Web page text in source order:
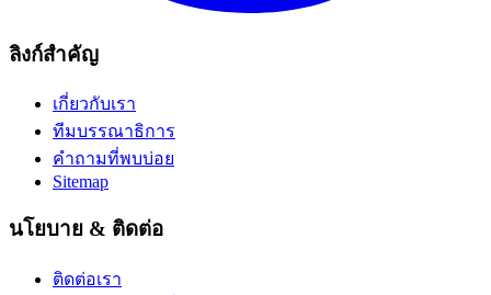
ลิงก์สำคัญ
เกี่ยวกับเรา
ทีมบรรณาธิการ
คำถามที่พบบ่อย
Sitemap
นโยบาย & ติดต่อ
ติดต่อเรา